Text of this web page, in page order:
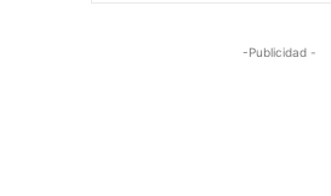
-Publicidad -